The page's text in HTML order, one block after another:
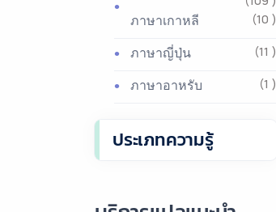
ภาษาเกาหลี (10 )
ภาษาญี่ปุ่น (11 )
ภาษาอาหรับ (1 )
ประเภทความรู้